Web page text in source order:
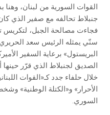
القوات السورية من لبنان،
جنبلاط تحالفه مع صفير الذي
فجاءت مصالحة الجبل، لتكريس
سنّي يمثله الرئيس سعد
البريستول» برعاية السفير
الصديق لجنبلاط الذي قرّر
خلال حلفاء جدد كـ«القوات
الأحرار» و«الكتلة الوطنية»
السوري.